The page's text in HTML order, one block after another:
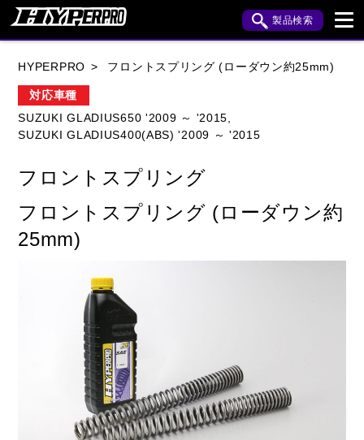
製品検索
YAMAHA
KAWASAKI APRILIA
BUELL CAGIVA DUCATI
HARLEY DAVIDSON
KTM
MV AGUSTA
TRIUMPH
閉じる
HYPERPRO フロントスプリング (ローダウン約25mm)
対応車種
SUZUKI GLADIUS650 '2009 ～ '2015,
SUZUKI GLADIUS400(ABS) '2009 ～ '2015
フロントスプリング
フロントスプリング (ローダウン約
25mm)